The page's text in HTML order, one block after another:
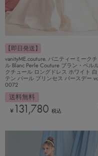
【即日発送】
vanityME.couture. バニティーミーク
ル Blanc Perle Couture ブラン・ペル
クチュール ロングドレス ホワイト
テン パール プリンセス バースデー
0072
送料無料
¥ 131,780 税込